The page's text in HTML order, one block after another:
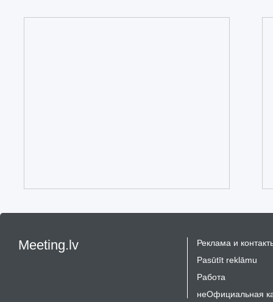
Meeting.lv
Реклама и
Pasūtīt reklāmu
Работа
неОфициальная